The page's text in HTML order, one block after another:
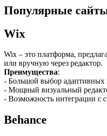
Популярные сайты
Wix
Wix – это платформа,
или вручную через редактор.
Преимущества:
- Большой выбор адаптивных
- Мощный визуальный
- Возможность интеграции с
Behance